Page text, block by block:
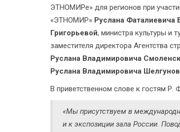
ЭТНОМИРе» для регионов при
«ЭТНОМИР» Руслана Фаталиевича
Григорьевой, министра культуры и
заместителя директора Агентства
Руслана Владимировича
Руслана Владимировича
В приветственном слове к гостям Р.
«Мы присутствуем в
и к экспозиции зала России.